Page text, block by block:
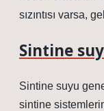
sızıntısı varsa,
Sintine
Sintine suyu
sintine